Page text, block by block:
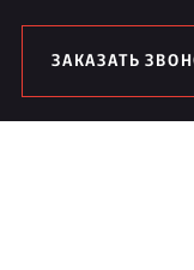
ЗАКАЗАТЬ